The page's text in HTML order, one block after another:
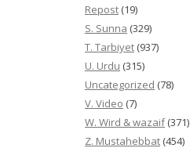
Repost (19)
S. Sunna (329)
T. Tarbiyet (937)
U. Urdu (315)
Uncategorized (78)
V. Video (7)
W. Wird & wazaif(371)
Z. Mustahebbat (454)